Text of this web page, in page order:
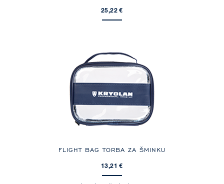
25,22 €
FLIGHT BAG TORBA ZA ŠMINKU
13,21 €